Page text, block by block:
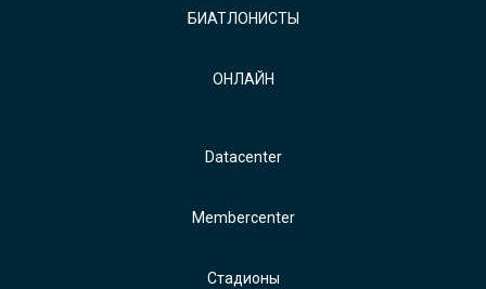
БИАТЛОНИСТЫ
ОНЛАЙН
Datacenter
Membercenter
Стадионы